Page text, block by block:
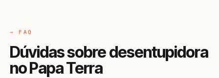
→ FAQ
Dúvidas sobre desentupidora
no Papa Terra